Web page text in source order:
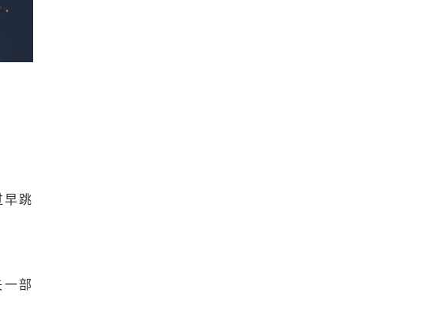
早跳
部